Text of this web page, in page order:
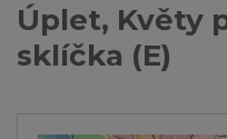
Úplet, Květy
sklíčka (E)